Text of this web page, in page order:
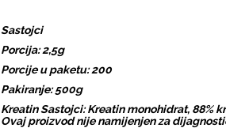
Sastojci
Porcija: 2,5g
Porcije u paketu: 200
Pakiranje: 500g
Kreatin Sastojci: Kreatin monohidrat, 88%
Ovaj proizvod nije namijenjen za